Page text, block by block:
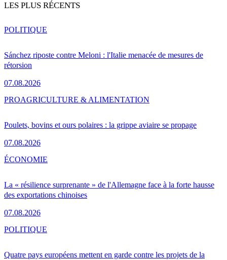
LES PLUS RÉCENTS
Sánchez riposte contre Meloni : l'Italie menacée de mesures de
rétorsion
07.08.2026
POLITIQUE
Poulets, bovins et ours polaires : la grippe aviaire se propage
07.08.2026
PROAGRICULTURE & ALIMENTATION
La « résilience surprenante » de l'Allemagne face à la forte hausse
des exportations chinoises
07.08.2026
ÉCONOMIE
Quatre pays européens mettent en garde contre les projets de la
POLITIQUE